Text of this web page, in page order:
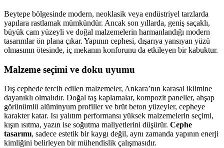
Beytepe bölgesinde modern, neoklasik veya endüstriyel tarzlarda
yapılara rastlamak mümkündür. Ancak son yıllarda, geniş saçaklı,
büyük cam yüzeyli ve doğal malzemelerin harmanlandığı modern
tasarımlar ön plana çıkar. Yapının cephesi, dışarıya yansıyan yüzü
olmasının ötesinde, iç mekanın konforunu da etkileyen bir kabuktur.
Malzeme seçimi ve doku uyumu
Dış cephede tercih edilen malzemeler, Ankara’nın karasal iklimine
dayanıklı olmalıdır. Doğal taş kaplamalar, kompozit paneller, ahşap
görünümlü alüminyum profiller ve brüt beton yüzeyler, cepheye
karakter katar. Isı yalıtım performansı yüksek malzemelerin seçimi,
kışın ısıtma, yazın ise soğutma maliyetlerini düşürür. Cephe
tasarımı, sadece estetik bir kaygı değil, aynı zamanda yapının enerji
kimliğini belirleyen bir mühendislik çalışmasıdır.